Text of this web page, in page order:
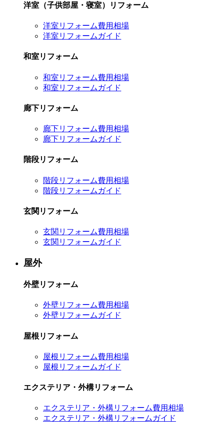
洋室（子供部屋・寝室）リフォーム
洋室リフォーム費用相場
洋室リフォームガイド
和室リフォーム
和室リフォーム費用相場
和室リフォームガイド
廊下リフォーム
廊下リフォーム費用相場
廊下リフォームガイド
階段リフォーム
階段リフォーム費用相場
階段リフォームガイド
玄関リフォーム
玄関リフォーム費用相場
玄関リフォームガイド
屋外
外壁リフォーム
外壁リフォーム費用相場
外壁リフォームガイド
屋根リフォーム
屋根リフォーム費用相場
屋根リフォームガイド
エクステリア・外構リフォーム
エクステリア・外構リフォーム費用相場
エクステリア・外構リフォームガイド